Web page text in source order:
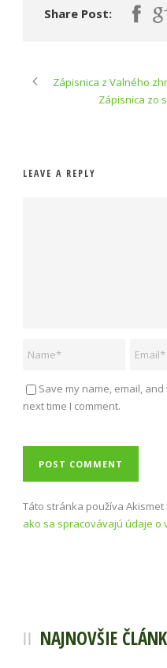
Share Post:
Zápisnica z Valného
Zápisnica zo
LEAVE A REPLY
Save my name, email,
next time I comment.
Táto stránka používa
ako sa spracovávajú údaje o
NAJNOVŠIE